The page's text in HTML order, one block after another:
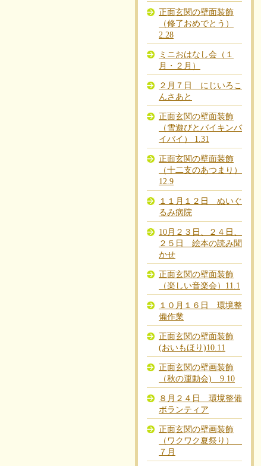
正面玄関の壁面装飾
（修了おめでとう）
2.28
ミニおはなし会（１
月・２月）
２月７日 にじいろこ
んさあと
正面玄関の壁面装飾
（雪遊びとバイキンバ
イバイ） 1.31
正面玄関の壁面装飾
（十二支のあつまり）
12.9
１１月１２日 ぬいぐ
るみ病院
10月２３日、２４日、
２５日 絵本の読み聞
かせ
正面玄関の壁面装飾
（楽しい音楽会）11.1
１０月１６日 環境整
備作業
正面玄関の壁面装飾
(おいもほり)10.11
正面玄関の壁画装飾
（秋の運動会) 9.10
８月２４日 環境整備
ボランティア
正面玄関の壁画装飾
（ワクワク夏祭り）
７月